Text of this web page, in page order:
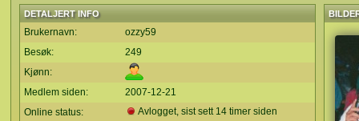
DETALJERT INFO
Brukernavn:
ozzy59
Besøk:
249
Kjønn:
Medlem siden:
2007-12-21
Online status:
Avlogget, sist sett 14 timer siden